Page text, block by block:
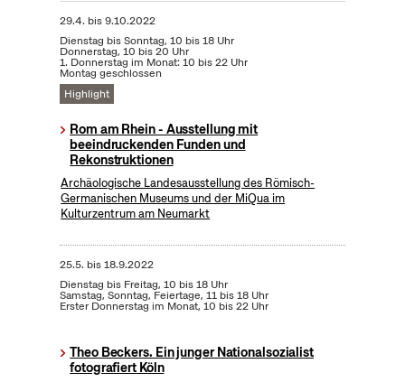
29.4. bis9.10.2022
Dienstag bis Sonntag, 10 bis 18 Uhr
Donnerstag, 10 bis 20 Uhr
1. Donnerstag im Monat: 10 bis 22 Uhr
Montag geschlossen
Highlight
Rom am Rhein - Ausstellung mit
beeindruckenden Funden und
Rekonstruktionen
Archäologische Landesausstellung des Römisch-
Germanischen Museums und der MiQua im
Kulturzentrum am Neumarkt
25.5. bis18.9.2022
Dienstag bis Freitag, 10 bis 18 Uhr
Samstag, Sonntag, Feiertage, 11 bis 18 Uhr
Erster Donnerstag im Monat, 10 bis 22 Uhr
Theo Beckers. Ein junger Nationalsozialist
fotografiert Köln